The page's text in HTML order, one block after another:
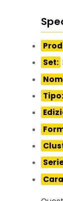
Set:
Tipo: